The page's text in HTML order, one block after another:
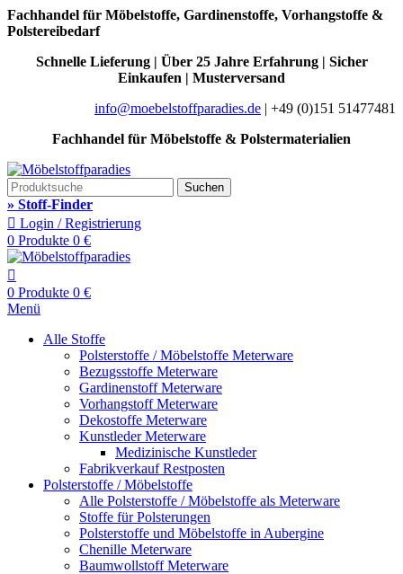
Fachhandel für Möbelstoffe, Gardinenstoffe, Vorhangstoffe &
Polstereibedarf
Schnelle Lieferung | Über 25 Jahre Erfahrung | Sicher
Einkaufen | Musterversand
info@moebelstoffparadies.de | +49 (0)151 51477481
Fachhandel für Möbelstoffe & Polstermaterialien
Suchen
» Stoff-Finder
Login / Registrierung
0 Produkte 0 €
0 Produkte 0 €
Menü
Alle Stoffe
Polsterstoffe / Möbelstoffe Meterware
Bezugsstoffe Meterware
Gardinenstoff Meterware
Vorhangstoff Meterware
Dekostoffe Meterware
Kunstleder Meterware
Medizinische Kunstleder
Fabrikverkauf Restposten
Polsterstoffe / Möbelstoffe
Alle Polsterstoffe / Möbelstoffe als Meterware
Stoffe für Polsterungen
Polsterstoffe und Möbelstoffe in Aubergine
Chenille Meterware
Baumwollstoff Meterware